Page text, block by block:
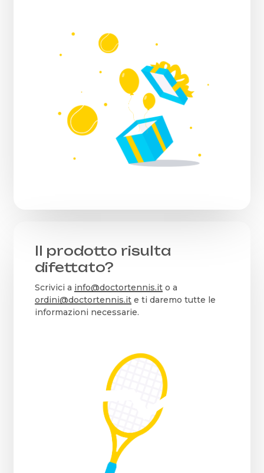
Il prodotto risulta
difettato?
Scrivici a info@doctortennis.ito a
ordini@doctortennis.ite ti daremo tutte le
informazioni necessarie.